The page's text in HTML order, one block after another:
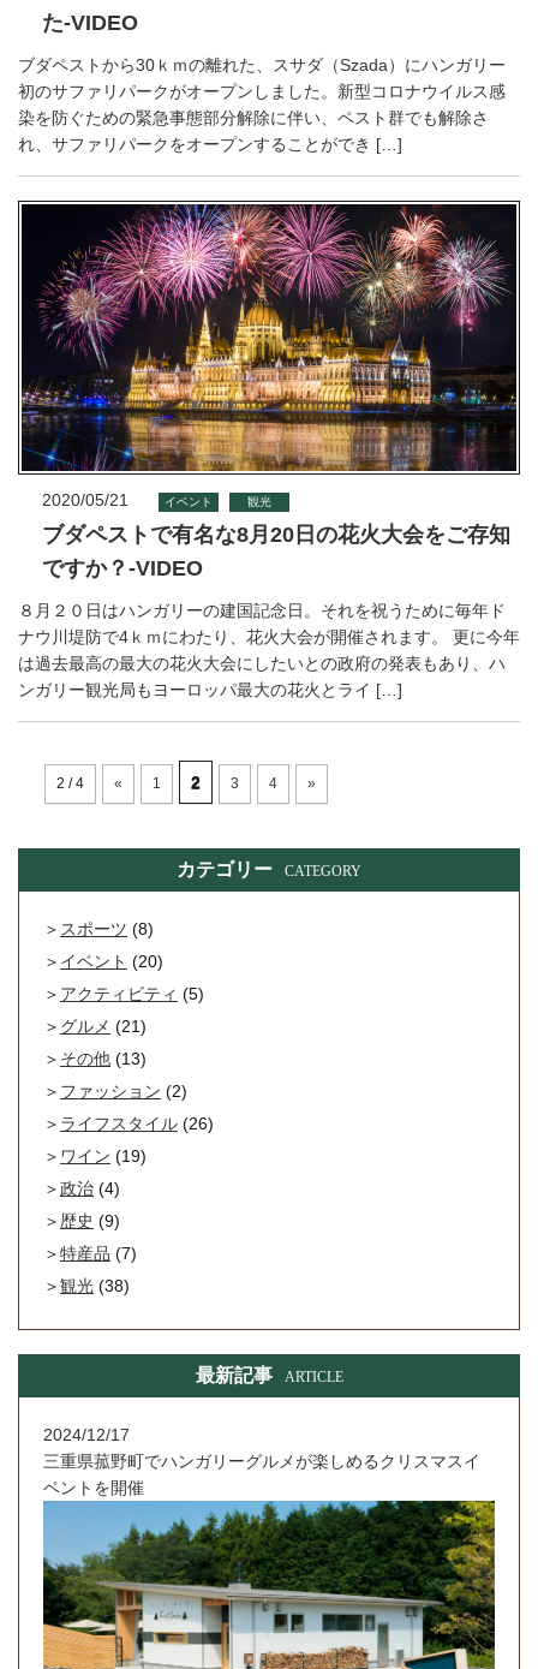
た-VIDEO
ブダペストから30ｋｍの離れた、スサダ（Szada）にハンガリー
初のサファリパークがオープンしました。新型コロナウイルス感
染を防ぐための緊急事態部分解除に伴い、ペスト群でも解除さ
れ、サファリパークをオープンすることができ […]
2020/05/21 イベント 観光
ブダペストで有名な8月20日の花火大会をご存知
ですか？-VIDEO
８月２０日はハンガリーの建国記念日。それを祝うために毎年ド
ナウ川堤防で4ｋｍにわたり、花火大会が開催されます。 更に今年
は過去最高の最大の花火大会にしたいとの政府の発表もあり、ハ
ンガリー観光局もヨーロッパ最大の花火とライ […]
2 / 4 « 1 2 3 4 »
カテゴリー CATEGORY
スポーツ (8)
イベント (20)
アクティビティ (5)
グルメ (21)
その他 (13)
ファッション (2)
ライフスタイル (26)
ワイン (19)
政治 (4)
歴史 (9)
特産品 (7)
観光 (38)
最新記事 ARTICLE
2024/12/17
三重県菰野町でハンガリーグルメが楽しめるクリスマスイ
ベントを開催